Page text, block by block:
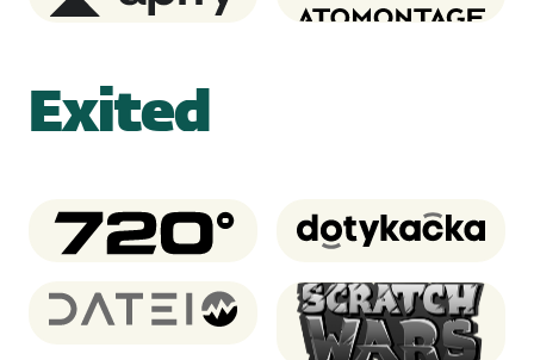
Exited
720 degrees Dotykacka
Dateio
Scratch Wars (Notre
Game)